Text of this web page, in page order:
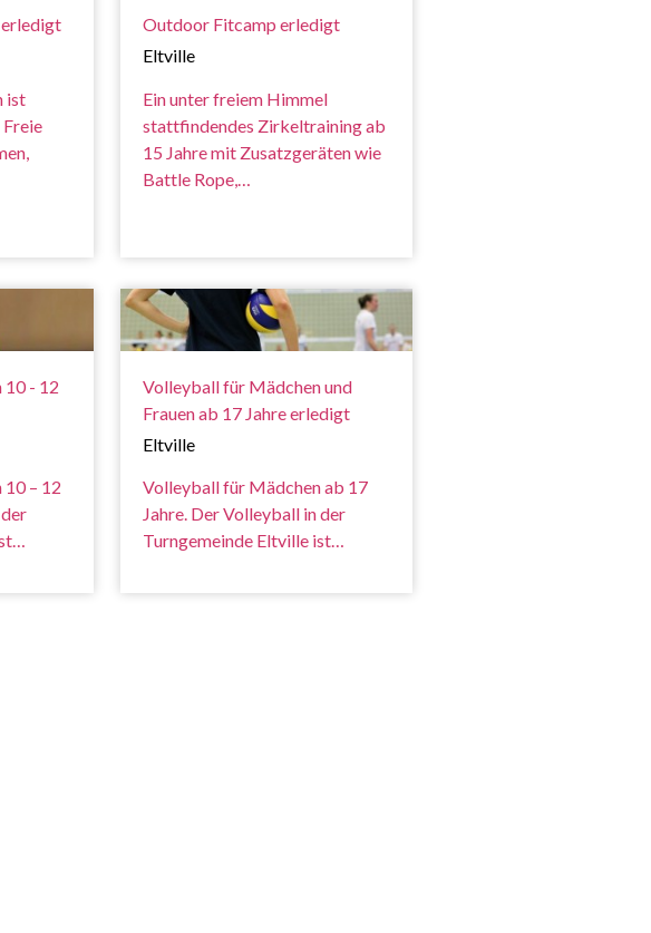
erledigt
ist
Outdoor Fitcamp erledigt
Eltville
Ein unter freiem Himmel
stattfindendes Zirkeltraining ab
15 Jahre mit Zusatzgeräten wie
Battle Rope,…
- 12
– 12
Volleyball für Mädchen und
Frauen ab 17 Jahre erledigt
Eltville
Volleyball für Mädchen ab 17
Jahre. Der Volleyball in der
Turngemeinde Eltville ist…